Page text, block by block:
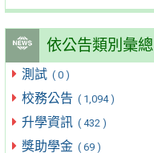
依公告類別彙總
測試 ( 0 )
校務公告 ( 1,094 )
升學資訊 ( 432 )
獎助學金 ( 69 )